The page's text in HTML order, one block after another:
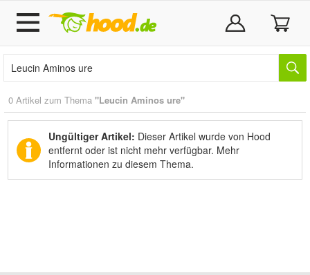
0 Artikel zum Thema "Leucin Aminos ure"
Ungültiger Artikel: Dieser Artikel wurde von Hood
entfernt oder ist nicht mehr verfügbar. Mehr
Informationen zu diesem Thema.